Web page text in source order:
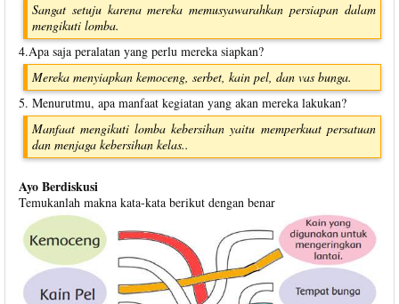
Sangat setuju karena mereka memusyawarahkan persiapan dalam
mengikuti lomba.
4.Apa saja peralatan yang perlu mereka siapkan?
Mereka menyiapkan kemoceng, serbet, kain pel, dan vas bunga.
5. Menurutmu, apa manfaat kegiatan yang akan mereka lakukan?
Manfaat mengikuti lomba kebersihan yaitu memperkuat persatuan
dan menjaga kebersihan kelas..
Ayo Berdiskusi
Temukanlah makna kata-kata berikut dengan benar